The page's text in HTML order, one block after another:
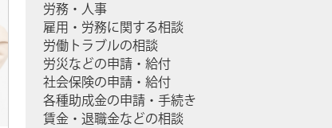
労務・人事
雇用・労務に関する相談
労働トラブルの相談
労災などの申請・給付
社会保険の申請・給付
各種助成金の申請・手続き
賃金・退職金などの相談